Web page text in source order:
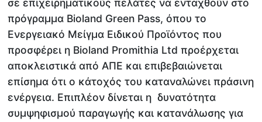
σε επιχειρηματικούς πελάτες να ενταχθούν στο
πρόγραμμα Bioland Green Pass, όπου το
Ενεργειακό Μείγμα Ειδικού Προϊόντος που
προσφέρει η Bioland Promithia Ltd προέρχεται
αποκλειστικά από ΑΠΕ και επιβεβαιώνεται
επίσημα ότι ο κάτοχός του καταναλώνει πράσινη
ενέργεια. Επιπλέον δίνεται η δυνατότητα
συμψηφισμού παραγωγής και κατανάλωσης για